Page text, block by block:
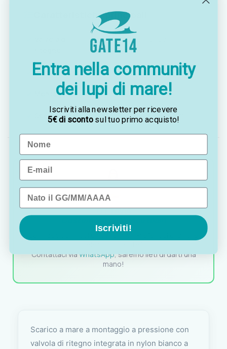
Caratteristiche principali
nylon bianco, grande
passaggio
Passaggio netto: Ø 50 mm (1960 mm²)
Montaggio:a pressione, foro richiesto Ø 66 mm
Spessore scafo compatibile:da 30 a 139 mm
OTTAVIA
Contattaci viaWhatsApp, saremo lieti di darti una
mano!
Scarico a mare a montaggio a pressione con
valvola di ritegno integrata in nylon bianco a
Entra nella community
dei lupi di mare!
Iscriviti alla newsletter per ricevere
5€ di scontosul tuo primo acquisto!
Name
Email
Data di nascita
Iscriviti!